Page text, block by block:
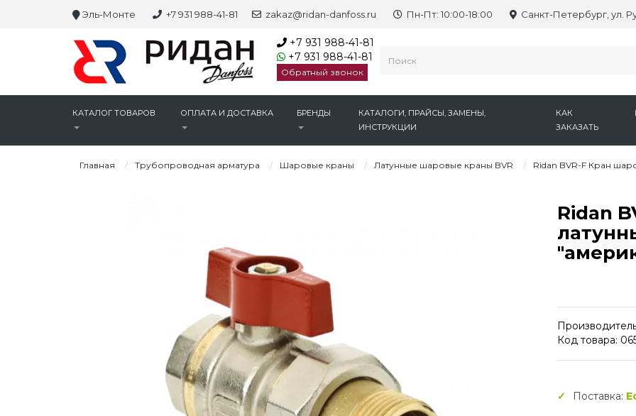
Эль-Монте +7 931 988-41-81 zakaz@ridan-danfoss.ru Пн-Пт: 10:00-18:00 Санкт-Петербург, ул.
+7 931 988-41-81
+7 931 988-41-81
Обратный звонок
КАТАЛОГ ТОВАРОВ ОПЛАТА И ДОСТАВКА БРЕНДЫ
КАТАЛОГИ, ПРАЙСЫ, ЗАМЕНЫ,
ИНСТРУКЦИИ
КАК
ЗАКАЗАТЬ
Главная Трубопроводная арматура Шаровые краны Латунные шаровые краны BVR Ridan BVR-F Кран
Ridan
Код товара:
Поставка: